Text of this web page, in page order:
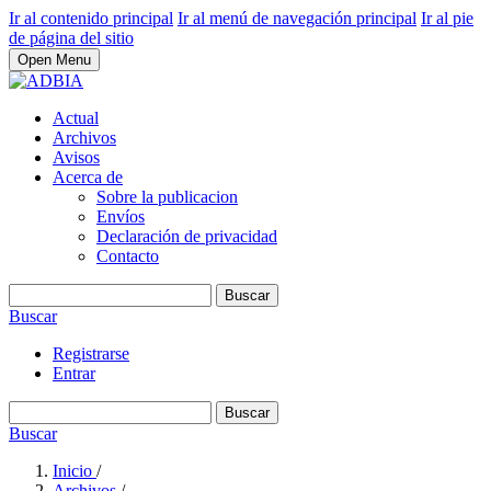
Ir al contenido principal Ir al menú de navegación principal Ir al pie
de página del sitio
Open Menu
Actual
Archivos
Avisos
Acerca de
Sobre la publicacion
Envíos
Declaración de privacidad
Contacto
Buscar
Buscar
Registrarse
Entrar
Buscar
Buscar
Inicio /